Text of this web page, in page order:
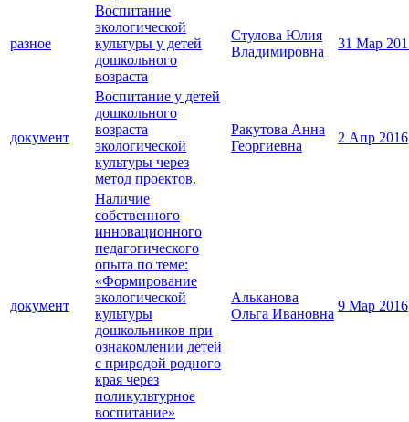
разное
Воспитание
экологической
культуры у детей
дошкольного
возраста
Стулова Юлия
Владимировна
31 Мар
документ
Воспитание у детей
дошкольного
возраста
экологической
культуры через
метод проектов.
Ракутова Анна
Георгиевна
2 Апр 2016
документ
Наличие
собственного
инновационного
педагогического
опыта по теме:
«Формирование
экологической
культуры
дошкольников при
ознакомлении детей
с природой родного
края через
поликультурное
воспитание»
Альканова
Ольга Ивановна
9 Мар 2016